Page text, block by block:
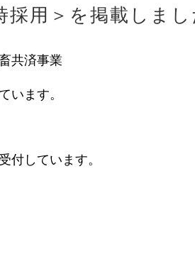
採用＞を掲載しま
共済事業
ます。
しています。